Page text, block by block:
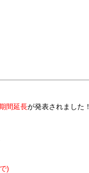
間延長が発表されました！
)